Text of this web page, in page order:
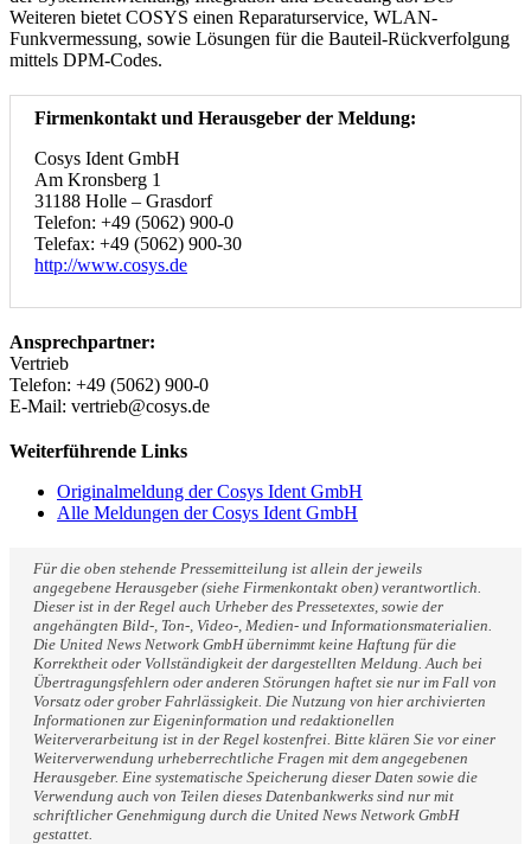
Weiteren bietet COSYS einen Reparaturservice, WLAN-
Funkvermessung, sowie Lösungen für die Bauteil-Rückverfolgung
mittels DPM-Codes.
Firmenkontakt und Herausgeber der Meldung:
Cosys Ident GmbH
Am Kronsberg 1
31188 Holle – Grasdorf
Telefon: +49 (5062) 900-0
Telefax: +49 (5062) 900-30
http://www.cosys.de
Ansprechpartner:
Vertrieb
Telefon: +49 (5062) 900-0
E-Mail: vertrieb@cosys.de
Weiterführende Links
Originalmeldung der Cosys Ident GmbH
Alle Meldungen der Cosys Ident GmbH
Für die oben stehende Pressemitteilung ist allein der jeweils
angegebene Herausgeber (siehe Firmenkontakt oben) verantwortlich.
Dieser ist in der Regel auch Urheber des Pressetextes, sowie der
angehängten Bild-, Ton-, Video-, Medien- und Informationsmaterialien.
Die United News Network GmbH übernimmt keine Haftung für die
Korrektheit oder Vollständigkeit der dargestellten Meldung. Auch bei
Übertragungsfehlern oder anderen Störungen haftet sie nur im Fall von
Vorsatz oder grober Fahrlässigkeit. Die Nutzung von hier archivierten
Informationen zur Eigeninformation und redaktionellen
Weiterverarbeitung ist in der Regel kostenfrei. Bitte klären Sie vor einer
Weiterverwendung urheberrechtliche Fragen mit dem angegebenen
Herausgeber. Eine systematische Speicherung dieser Daten sowie die
Verwendung auch von Teilen dieses Datenbankwerks sind nur mit
schriftlicher Genehmigung durch die United News Network GmbH
gestattet.